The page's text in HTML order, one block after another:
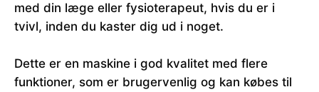
med din læge eller fysioterapeut, hvis du er i
tvivl, inden du kaster dig ud i noget.
Dette er en maskine i god kvalitet med flere
funktioner, som er brugervenlig og kan købes til